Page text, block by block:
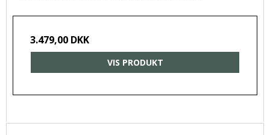
3.479,00 DKK
VIS PRODUKT